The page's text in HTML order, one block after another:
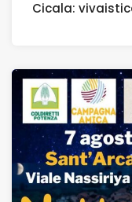
Cicala: